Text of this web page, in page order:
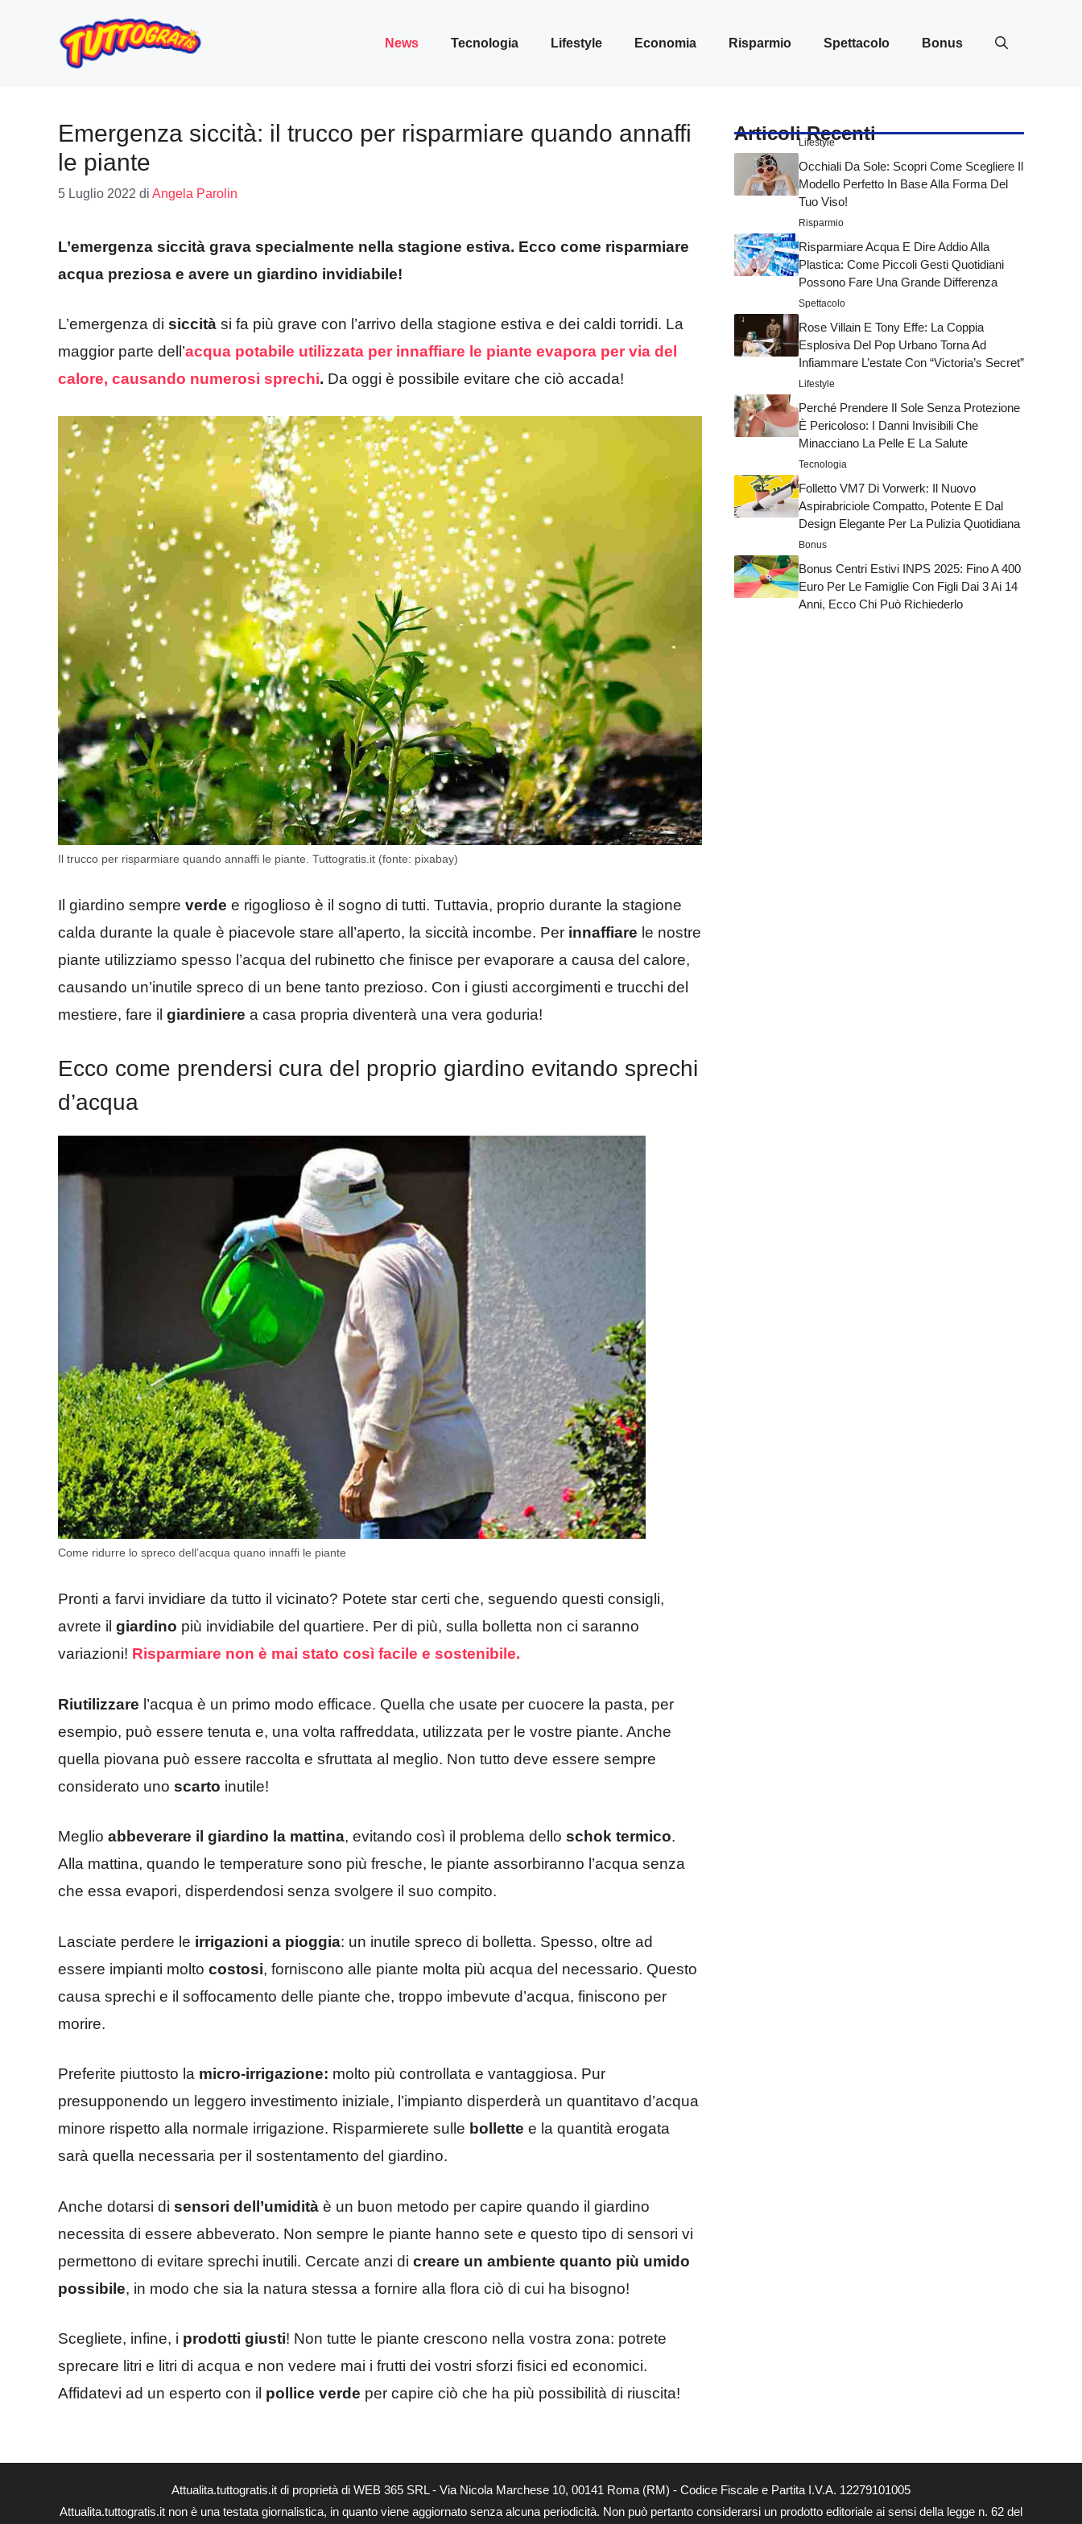
contenuto
News Tecnologia Lifestyle Economia Risparmio Spettacolo Bonus
Emergenza siccità: il trucco per risparmiare quando annaffi
le piante
5 Luglio 2022 di Angela Parolin
L’emergenza siccità grava specialmente nella stagione estiva. Ecco come risparmiare
acqua preziosa e avere un giardino invidiabile!
L’emergenza di siccità si fa più grave con l’arrivo della stagione estiva e dei caldi torridi. La
maggior parte dell’acqua potabile utilizzata per innaffiare le piante evapora per via del
calore, causando numerosi sprechi. Da oggi è possibile evitare che ciò accada!
Il trucco per risparmiare quando annaffi le piante. Tuttogratis.it (fonte: pixabay)
Il giardino sempre verde e rigoglioso è il sogno di tutti. Tuttavia, proprio durante la stagione
calda durante la quale è piacevole stare all’aperto, la siccità incombe. Per innaffiare le nostre
piante utilizziamo spesso l’acqua del rubinetto che finisce per evaporare a causa del calore,
causando un’inutile spreco di un bene tanto prezioso. Con i giusti accorgimenti e trucchi del
mestiere, fare il giardiniere a casa propria diventerà una vera goduria!
Ecco come prendersi cura del proprio giardino evitando sprechi
d’acqua
Come ridurre lo spreco dell’acqua quano innaffi le piante
Pronti a farvi invidiare da tutto il vicinato? Potete star certi che, seguendo questi consigli,
avrete il giardino più invidiabile del quartiere. Per di più, sulla bolletta non ci saranno
variazioni! Risparmiare non è mai stato così facile e sostenibile.
Riutilizzare l’acqua è un primo modo efficace. Quella che usate per cuocere la pasta, per
esempio, può essere tenuta e, una volta raffreddata, utilizzata per le vostre piante. Anche
quella piovana può essere raccolta e sfruttata al meglio. Non tutto deve essere sempre
considerato uno scarto inutile!
Meglio abbeverare il giardino la mattina, evitando così il problema dello schok termico.
Alla mattina, quando le temperature sono più fresche, le piante assorbiranno l’acqua senza
che essa evapori, disperdendosi senza svolgere il suo compito.
Lasciate perdere le irrigazioni a pioggia: un inutile spreco di bolletta. Spesso, oltre ad
essere impianti molto costosi, forniscono alle piante molta più acqua del necessario. Questo
causa sprechi e il soffocamento delle piante che, troppo imbevute d’acqua, finiscono per
morire.
Preferite piuttosto la micro-irrigazione: molto più controllata e vantaggiosa. Pur
presupponendo un leggero investimento iniziale, l’impianto disperderà un quantitavo d’acqua
minore rispetto alla normale irrigazione. Risparmierete sulle bollette e la quantità erogata
sarà quella necessaria per il sostentamento del giardino.
Anche dotarsi di sensori dell’umidità è un buon metodo per capire quando il giardino
necessita di essere abbeverato. Non sempre le piante hanno sete e questo tipo di sensori vi
permettono di evitare sprechi inutili. Cercate anzi di creare un ambiente quanto più umido
possibile, in modo che sia la natura stessa a fornire alla flora ciò di cui ha bisogno!
Scegliete, infine, i prodotti giusti! Non tutte le piante crescono nella vostra zona: potrete
sprecare litri e litri di acqua e non vedere mai i frutti dei vostri sforzi fisici ed economici.
Affidatevi ad un esperto con il pollice verde per capire ciò che ha più possibilità di riuscita!
Articoli Recenti
Lifestyle
Occhiali Da Sole: Scopri Come Scegliere Il
Modello Perfetto In Base Alla Forma Del
Tuo Viso!
Risparmio
Risparmiare Acqua E Dire Addio Alla
Plastica: Come Piccoli Gesti Quotidiani
Possono Fare Una Grande Differenza
Spettacolo
Rose Villain E Tony Effe: La Coppia
Esplosiva Del Pop Urbano Torna Ad
Infiammare L’estate Con “Victoria’s Secret”
Lifestyle
Perché Prendere Il Sole Senza Protezione
È Pericoloso: I Danni Invisibili Che
Minacciano La Pelle E La Salute
Tecnologia
Folletto VM7 Di Vorwerk: Il Nuovo
Aspirabriciole Compatto, Potente E Dal
Design Elegante Per La Pulizia Quotidiana
Bonus
Bonus Centri Estivi INPS 2025: Fino A 400
Euro Per Le Famiglie Con Figli Dai 3 Ai 14
Anni, Ecco Chi Può Richiederlo
Attualita.tuttogratis.it di proprietà di WEB 365 SRL - Via Nicola Marchese 10, 00141 Roma (RM) - Codice Fiscale e Partita I.V.A. 12279101005
Attualita.tuttogratis.it non è una testata giornalistica, in quanto viene aggiornato senza alcuna periodicità. Non può pertanto considerarsi un prodotto editoriale ai sensi della legge n. 62 del